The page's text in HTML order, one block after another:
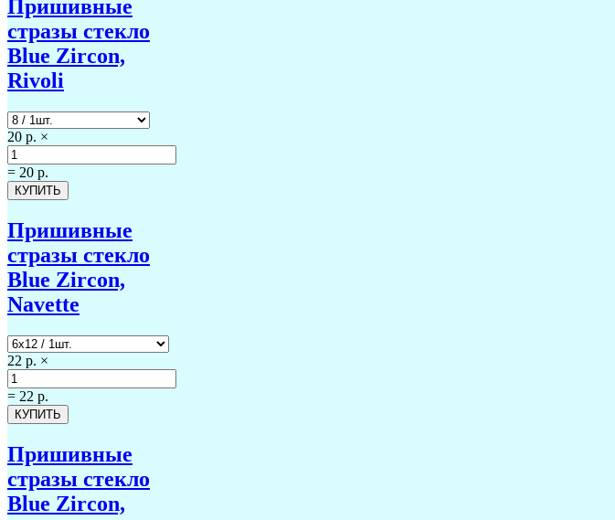
Пришивные
стразы стекло
Blue Zircon,
Rivoli
20 р. ×
= 20 р.
Пришивные
стразы стекло
Blue Zircon,
Navette
22 р. ×
= 22 р.
Пришивные
стразы стекло
Blue Zircon,